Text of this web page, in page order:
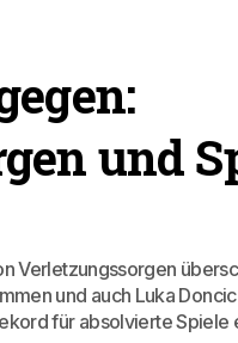
und
Verletzungssorgen
und auch Luka
für absolvierte Spiele